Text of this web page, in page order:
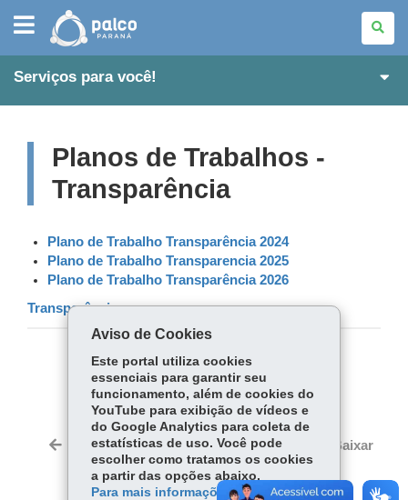
PALCO
PARANÁ
Serviços para você!
Planos de Trabalhos -
Transparência
Plano de Trabalho Transparência 2024
Plano de Trabalho Transparencia 2025
Plano de Trabalho Transparência 2026
Transparência
COMPARTILHE:
Fa
ce
bo
ok
Tw
er
W
ha
ts
Ap
p
Voltar Início Imprimir Baixar
Aviso de Cookies
Este portal utiliza cookies
essenciais para garantir seu
funcionamento, além de cookies do
YouTube para exibição de vídeos e
do Google Analytics para coleta de
estatísticas de uso. Você pode
escolher como tratamos os cookies
a partir das opções abaixo.
Para mais informações, acesse